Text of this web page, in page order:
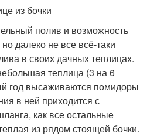
из бочки
полив и возможность
далеко не все всё-таки
в своих дачных теплицах.
теплица (3 на 6
год высаживаются помидоры
в ней приходится с
как все остальные
из рядом стоящей бочки.